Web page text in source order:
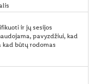
ir jų sesijos
pavyzdžiui, kad
būtų rodomas